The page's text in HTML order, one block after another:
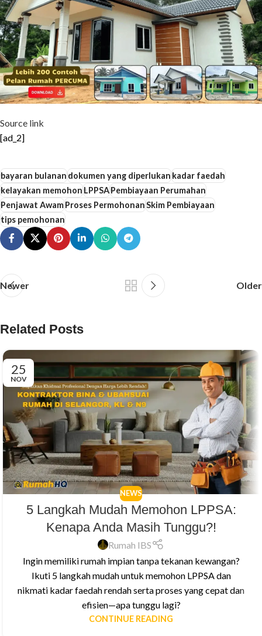
Source link
[ad_2]
bayaran bulanandokumen yang diperlukankadar faedah
kelayakan memohonLPPSAPembiayaan Perumahan
Penjawat AwamProses PermohonanSkim Pembiayaan
tips pemohonan
Newer Older
Related Posts
25
NOV
NEWS
5 Langkah Mudah Memohon LPPSA:
Kenapa Anda Masih Tunggu?!
Rumah IBS
Ingin memiliki rumah impian tanpa tekanan kewangan?
Ikuti 5 langkah mudah untuk memohon LPPSA dan
nikmati kadar faedah rendah serta proses yang cepat dan
efisien—apa tunggu lagi?
CONTINUE READING